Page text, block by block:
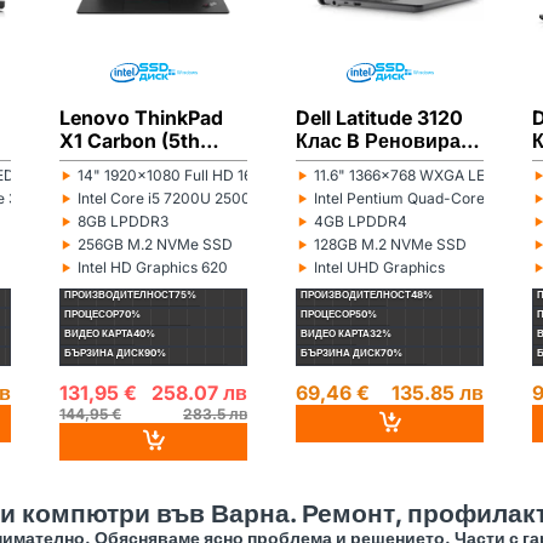
16:9
3855U 1600MHz 2MB
Lenovo ThinkPad
X1 Carbon (5th
Gen) Клас B
Реновиран лаптоп
‣
Монитор:
14" 1920x1080 Full HD 16:9
‣
Процесор:
Intel Core i5 7200U 2500MHz 3MB
‣
Рам памет:
8GB LPDDR3
‣
Хард диск:
256GB M.2 NVMe SSD
‣
Видеокарта:
Intel HD Graphics 620
ПРОИЗВОДИТЕЛНОСТ75%
ПРОЦЕСОР70%
ВИДЕО КАРТА40%
БЪРЗИНА ДИСК90%
131,95 € 258.07 лв
144,95 € 283.5 лв
Dell Latitude 3120
Клас B Реновиран
лаптоп
‣
Монитор:
11.6" 1366x768 WXGA LED 16:9
‣
Процесор:
Intel Pentium Quad-Core Silver
‣
Рам памет:
4GB LPDDR4
‣
Хард диск:
128GB M.2 NVMe SSD
‣
Видеокарта:
Intel UHD Graphics
ПРОИЗВОДИТЕЛНОСТ48%
ПРОЦЕСОР50%
ВИДЕО КАРТА32%
БЪРЗИНА ДИСК70%
69,46 € 135.85 лв
компютри във Варна. Ремонт,
Обясняваме ясно проблема и решението. Части с